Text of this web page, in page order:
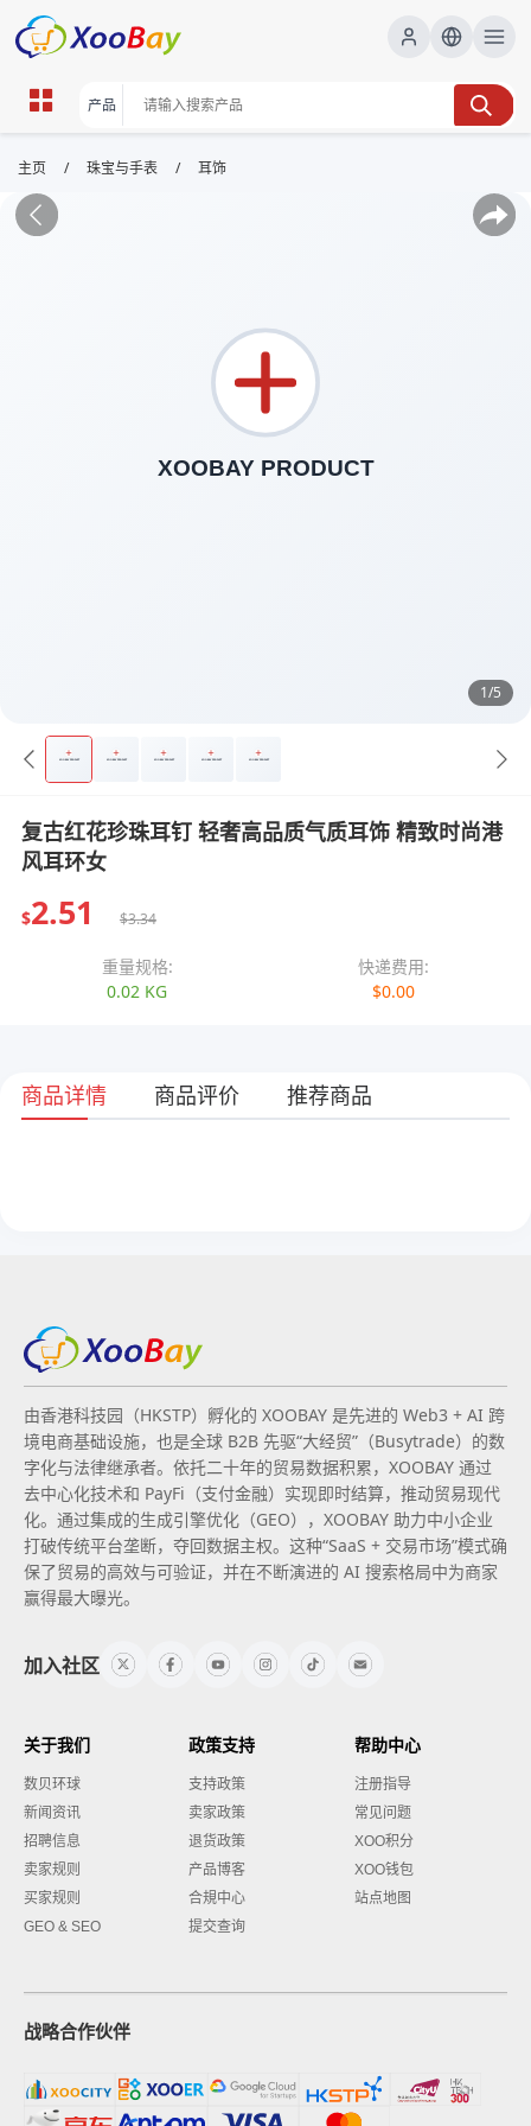
主页 / 珠宝与手表 / 耳饰
1/5
复古红花珍珠耳钉 轻奢高品质气质耳饰 精致时尚港
风耳环女
$2.51 $3.34
重量规格:
0.02 KG
快递费用:
$0.00
商品详情 商品评价 推荐商品
由香港科技园（HKSTP）孵化的 XOOBAY 是先进的 Web3 + AI 跨
境电商基础设施，也是全球 B2B 先驱“大经贸”（Busytrade）的数
字化与法律继承者。依托二十年的贸易数据积累，XOOBAY 通过
去中心化技术和 PayFi（支付金融）实现即时结算，推动贸易现代
化。通过集成的生成引擎优化（GEO），XOOBAY 助力中小企业
打破传统平台垄断，夺回数据主权。这种“SaaS + 交易市场”模式确
保了贸易的高效与可验证，并在不断演进的 AI 搜索格局中为商家
赢得最大曝光。
加入社区
关于我们
数贝环球
新闻资讯
招聘信息
卖家规则
买家规则
GEO & SEO
政策支持
支持政策
卖家政策
退货政策
产品博客
合規中心
提交查询
帮助中心
注册指导
常见问题
XOO积分
XOO钱包
站点地图
战略合作伙伴